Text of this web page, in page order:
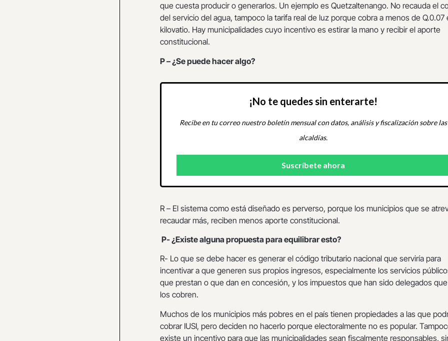
que cuesta producir o generarlos. Un ejemplo es Quetzaltenango. No recauda el
del servicio del agua, tampoco la tarifa real de luz porque cobra a menos de Q.0.07
kilovatio. Hay municipalidades cuyo incentivo es estirar la mano y recibir el aporte
constitucional.
P – ¿Se puede hacer algo?
¡No te quedes sin enterarte!
Recibe en tu correo nuestro boletín mensual con datos, análisis y fiscalización sobre las
alcaldías.
R – El sistema como está diseñado es perverso, porque los municipios que se
recaudar más, reciben menos aporte constitucional.
P- ¿Existe alguna propuesta para equilibrar esto?
R- Lo que se debe hacer es generar el código tributario nacional que serviría para
incentivar a que generen sus propios ingresos, especialmente los servicios
que prestan o que dan en concesión, y los impuestos que han sido delegados
los cobren.
Muchos de los municipios más pobres en el país tienen propiedades a las que
cobrar IUSI, pero deciden no hacerlo porque electoralmente no es popular.
existe un incentivo para que las municipalidades sean fiscalmente responsables,